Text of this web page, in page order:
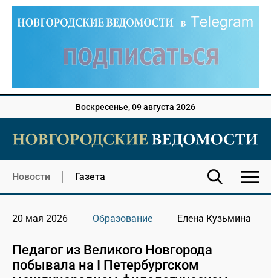
Воскресенье, 09 августа 2026
Новости Газета
20 мая 2026 Образование Елена Кузьмина
Педагог из Великого Новгорода
побывала на I Петербургском